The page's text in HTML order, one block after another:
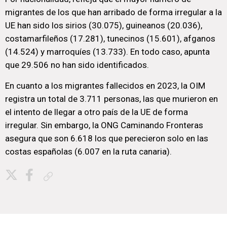
migrantes de los que han arribado de forma irregular a la
UE han sido los sirios (30.075), guineanos (20.036),
costamarfileños (17.281), tunecinos (15.601), afganos
(14.524) y marroquíes (13.733). En todo caso, apunta
que 29.506 no han sido identificados.
En cuanto a los migrantes fallecidos en 2023, la OIM
registra un total de 3.711 personas, las que murieron en
el intento de llegar a otro país de la UE de forma
irregular. Sin embargo, la ONG Caminando Fronteras
asegura que son 6.618 los que perecieron solo en las
costas españolas (6.007 en la ruta canaria).